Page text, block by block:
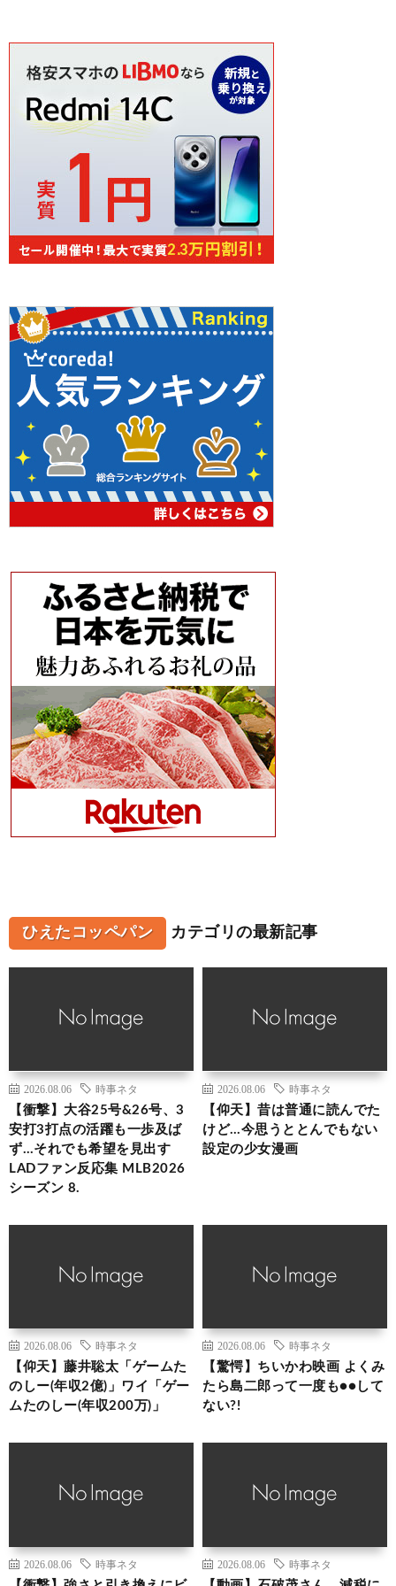
ひえたコッペパン カテゴリの最新記事
2026.08.06 時事ネタ
【衝撃】大谷25号&26号、3
安打3打点の活躍も一歩及ば
ず…それでも希望を見出す
LADファン反応集 MLB2026
シーズン 8.
2026.08.06 時事ネタ
【仰天】昔は普通に読んでた
けど…今思うととんでもない
設定の少女漫画
2026.08.06 時事ネタ
【仰天】藤井聡太「ゲームた
のしー(年収2億)」ワイ「ゲー
ムたのしー(年収200万)」
2026.08.06 時事ネタ
【驚愕】ちいかわ映画 よくみ
たら島二郎って一度も●●して
ない?!
2026.08.06 時事ネタ 2026.08.06 時事ネタ